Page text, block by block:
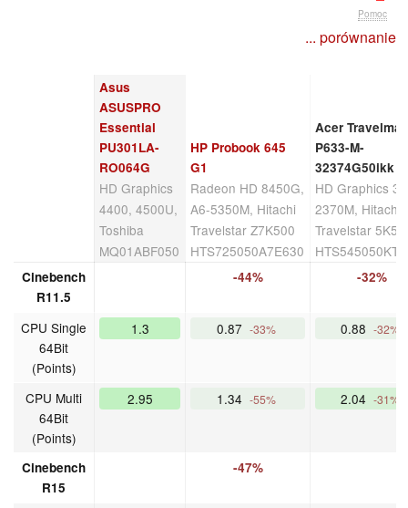
Pomoc
... porównanie
Asus
ASUSPRO
Essential
PU301LA-
RO064G
HD Graphics
4400, 4500U,
Toshiba
MQ01ABF050
HP Probook 645
G1
Radeon HD 8450G,
A6-5350M, Hitachi
Travelstar Z7K500
HTS725050A7E630
Acer
P633-M-
32374G50ikk
HD Graphics
2370M, Hitachi
Travelstar
Cinebench
R11.5
-44% -32%
CPU Single
64Bit
(Points)
1.3 0.87 -33% 0.88 -32%
CPU Multi
64Bit
(Points)
2.95 1.34 -55% 2.04 -31%
Cinebench
R15
-47%